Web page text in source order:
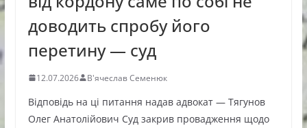
доводить спробу його
перетину — суд
12.07.2026 В'ячеслав Семенюк
Відповідь на ці питання надав адвокат — Тягунов
Олег Анатолійович Суд закрив провадження щодо